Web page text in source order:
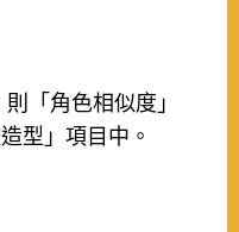
「角色相似度」
型」項目中。